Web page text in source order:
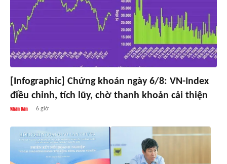
[Infographic] Chứng khoán ngày 6/8: VN-Index
điều chỉnh, tích lũy, chờ thanh khoản cải thiện
6 giờ